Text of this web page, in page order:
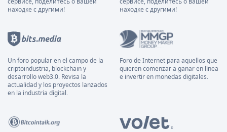
находке с другими!
находке с другими!
Un foro popular en el campo de la
criptoindustria, blockchain y
desarrollo web3.0. Revisa la
actualidad y los proyectos lanzados
en la industria digital.
Foro de Internet para aquellos que
quieren comenzar a ganar en línea
e invertir en monedas digitales.